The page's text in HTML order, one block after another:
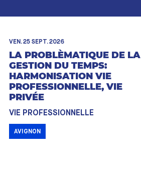
VEN. 25 SEPT. 2026
LA PROBLÈMATIQUE DE LA
GESTION DU TEMPS:
HARMONISATION VIE
PROFESSIONNELLE, VIE
PRIVÉE
VIE PROFESSIONNELLE
AVIGNON